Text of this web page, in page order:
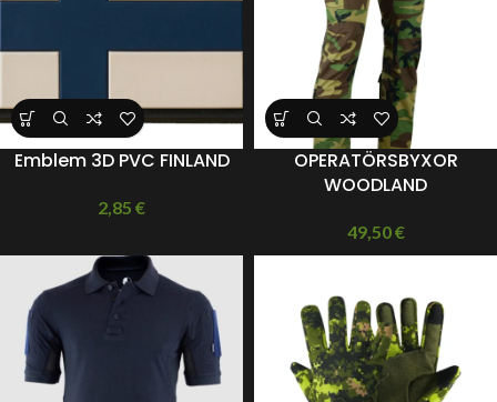
Emblem 3D PVC FINLAND
2,85 €
OPERATÖRSBYXOR
WOODLAND
49,50€